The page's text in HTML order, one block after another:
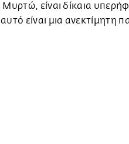
Μυρτώ, είναι δίκαια
αυτό είναι μια ανεκτίμητη